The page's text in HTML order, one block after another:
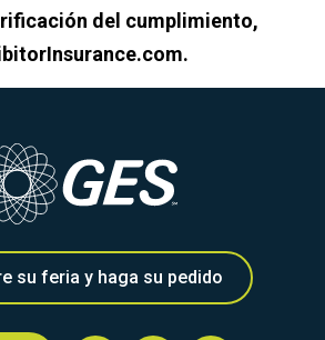
del cumplimiento,
su feria y haga su pedido